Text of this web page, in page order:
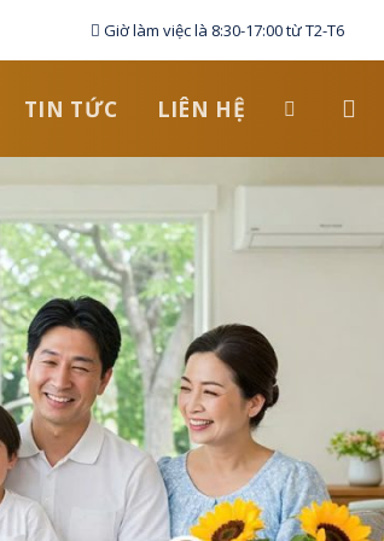
Giờ làm việc là 8:30-17:00 từ T2-T6
TIN TỨC LIÊN HỆ